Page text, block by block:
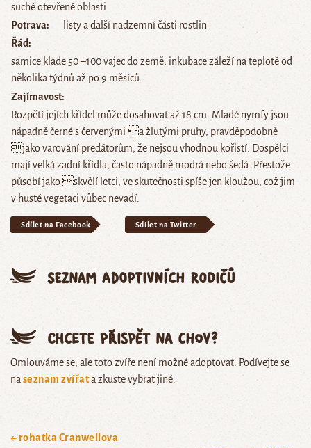
suché otevřené oblasti
Potrava
listy a další nadzemní části rostlin
Řád
samice klade 50 –100 vajec do země, inkubace záleží na teplotě od
několika týdnů až po 9 měsíců
Zajímavost
Rozpětí jejích křídel může dosahovat až 18 cm. Mladé nymfy jsou
nápadně černé s červenými a žlutými pruhy, pravděpodobně
jako varování predátorům, že nejsou vhodnou kořistí. Dospělci
mají velká zadní křídla, často nápadně modrá nebo šedá. Přestože
působí jako skvělí letci, ve skutečnosti spíše jen kloužou, což jim
v husté vegetaci vůbec nevadí.
Sdílet na Facebook Sdílet na Twitter
Seznam adoptivních rodičů
Chcete přispět na chov?
Omlouváme se, ale toto zvíře není možné adoptovat. Podívejte se
na seznam zvířata zkuste vybrat jiné.
← rohatka Cranwellova